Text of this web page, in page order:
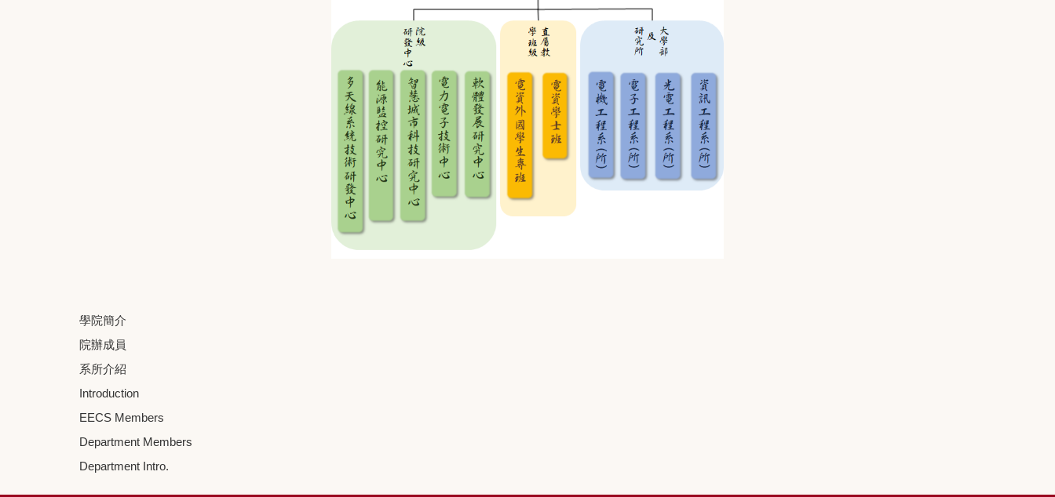
學院簡介
院辦成員
系所介紹
Introduction
EECS Members
Department Members
Department Intro.